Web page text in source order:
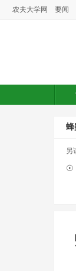
农夫大学网 要闻
蜂
另
☉